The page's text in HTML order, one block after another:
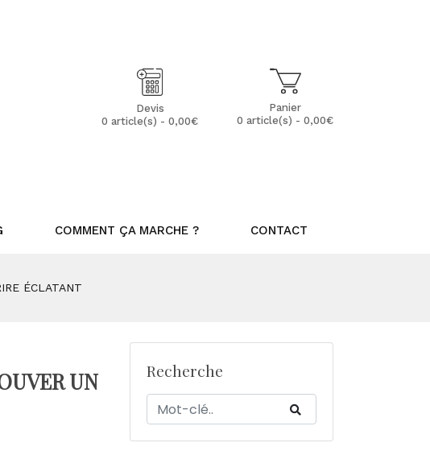
Panier
0 article(s) - 0,00€
Devis
0 article(s) - 0,00€
COMMENT ÇA MARCHE ? CONTACT
ÉCLATANT
UN
Recherche